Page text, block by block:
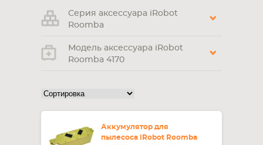
9:00-21:00
Серия аксессуара iRobot
Roomba
Модель аксессуара iRobot
Roomba 4170
Аккумулятор для
пылесоса iRobot Roomba